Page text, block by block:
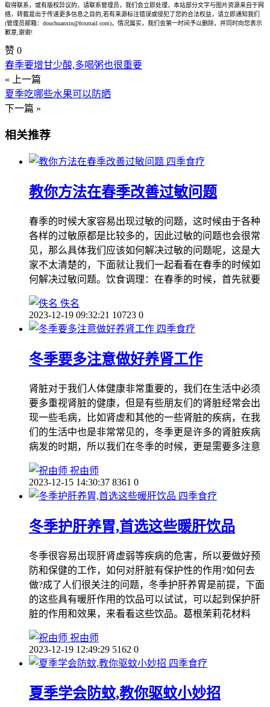
取得联系，或有版权异议的，请联系管理员，我们会立即处理，本站部分文字与图片资源来自于网
络，转载是出于传递更多信息之目的,若有来源标注错误或侵犯了您的合法权益，请立即通知我们
(管理员邮箱：douchuanxin@foxmail.com)，情况属实，我们会第一时间予以删除，并同时向您表示
歉意,谢谢!
赞 0
春季要增甘少酸,多喝粥也很重要
« 上一篇
夏季吃哪些水果可以防晒
下一篇 »
相关推荐
四季食疗
教你方法在春季改善过敏问题
春季的时候大家容易出现过敏的问题，这时候由于各种
各样的过敏原都是比较多的，因此过敏的问题也会很常
见，那么具体我们应该如何解决过敏的问题呢，这是大
家不太清楚的，下面就让我们一起看看在春季的时候如
何解决过敏问题。饮食调理：在春季的时候，首先就要
佚名
2023-12-19 09:32:21 10723 0
四季食疗
冬季要多注意做好养肾工作
肾脏对于我们人体健康非常重要的，我们在生活中必须
要多重视肾脏的健康，但是有些朋友们的肾脏经常会出
现一些毛病，比如肾虚和其他的一些肾脏的疾病，在我
们的生活中也是非常常见的，冬季更是许多的肾脏疾病
病发的时期，所以我们在冬季的时候，更是需要多注意
祝由师
2023-12-15 14:30:37 8361 0
四季食疗
冬季护肝养胃,首选这些暖肝饮品
冬季很容易出现肝肾虚弱等疾病的危害，所以要做好预
防和保健的工作，如何对肝脏有保护性的作用?如何去
做?成了人们很关注的问题，冬季护肝养胃是前提，下面
的这些具有暖肝作用的饮品可以试试，可以起到保护肝
脏的作用和效果，来看看这些饮品。葛根茉莉花材料
祝由师
2023-12-19 12:49:29 5162 0
四季食疗
夏季学会防蚊,教你驱蚊小妙招